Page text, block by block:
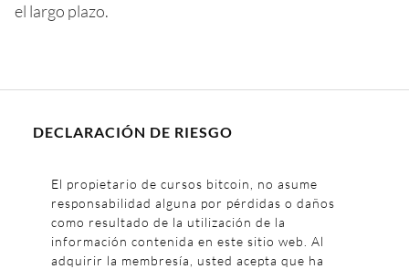
el largo plazo.
DECLARACIÓN DE RIESGO
El propietario de cursos bitcoin, no asume
responsabilidad alguna por pérdidas o daños
como resultado de la utilización de la
información contenida en este sitio web. Al
adquirir la membresía, usted acepta que ha